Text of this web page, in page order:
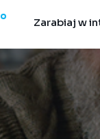
Zarabiaj w